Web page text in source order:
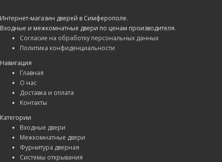
Интернет-магазин дверей в Симферополе.
Входные и межкомнатные двери по ценам производителя.
Согласие на обработку персональных данных
Политика конфиденциальности
Навигация
Главная
О нас
Доставка и оплата
Контакты
Категории
Входные двери
Межкомнатные двери
Фурнитура дверная
Системы открывания